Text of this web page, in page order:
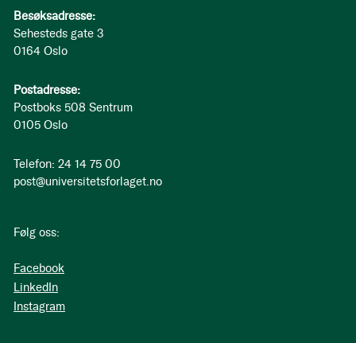
Besøksadresse:
Sehesteds gate 3
0164 Oslo
Postadresse:
Postboks 508 Sentrum
0105 Oslo
Telefon: 24 14 75 00
post@universitetsforlaget.no
Følg oss:
Facebook
LinkedIn
Instagram